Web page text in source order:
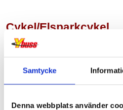
Samtycke
Denna webbplats använder
Cykel/Elsparkcykel
Cyklar/elsparkcykel får ej
cykel i tillhörande cykelväska,
tilläggsbagage enligt rådande
Djur